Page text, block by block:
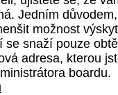
Jedním
možnost
se snaží pouze
adresa, kterou
boardu.